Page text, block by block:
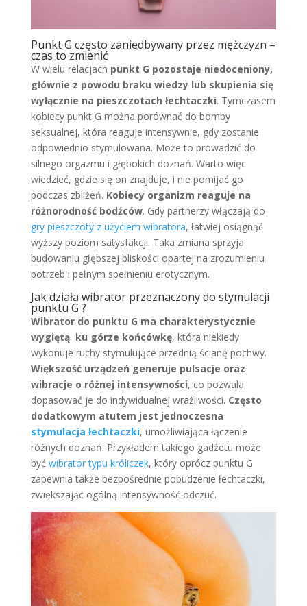
Punkt G często zaniedbywany przez mężczyzn –
czas to zmienić
W wielu relacjach punkt G pozostaje niedoceniony,
głównie z powodu braku wiedzy lub skupienia się
wyłącznie na pieszczotach łechtaczki. Tymczasem
kobiecy punkt G można porównać do bomby
seksualnej, która reaguje intensywnie, gdy zostanie
odpowiednio stymulowana. Może to prowadzić do
silnego orgazmu i głębokich doznań. Warto więc
wiedzieć, gdzie się on znajduje, i nie pomijać go
podczas zbliżeń. Kobiecy organizm reaguje na
różnorodność bodźców. Gdy partnerzy włączają do
gry pieszczoty z użyciem wibratora, łatwiej osiągnąć
wyższy poziom satysfakcji. Taka zmiana sprzyja
budowaniu głębszej bliskości opartej na zrozumieniu
potrzeb i pełnym spełnieniu erotycznym.
Jak działa wibrator przeznaczony do stymulacji
punktu G ?
Wibrator do punktu G ma charakterystycznie
wygiętą ku górze końcówkę, która niekiedy
wykonuje ruchy stymulujące przednią ścianę pochwy.
Większość urządzeń generuje pulsacje oraz
wibracje o różnej intensywności, co pozwala
dopasować je do indywidualnej wrażliwości. Często
dodatkowym atutem jest jednoczesna
stymulacja łechtaczki, umożliwiająca łączenie
różnych doznań. Przykładem takiego gadżetu może
być wibrator typu króliczek, który oprócz punktu G
zapewnia także bezpośrednie pobudzenie łechtaczki,
zwiększając ogólną intensywność odczuć.